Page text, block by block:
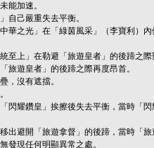
能加速。
自己嚴重失去平衡。
華之光」在「綠茵風采」（李寶利）
至上」在勒避「旅遊皇者」的後蹄之
旅遊皇者」的後蹄之際再度昂首。
，沒有遮擋。
閃耀鑽皇」挨擦後失去平衡，當時「
出避開「旅遊拿督」的後蹄，當時「
發現任何明顯異常之處。